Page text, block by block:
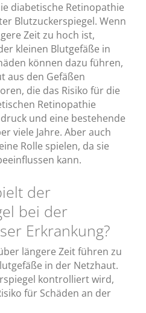
diabetische Retinopathie
Blutzuckerspiegel. Wenn
Zeit zu hoch ist,
kleinen Blutgefäße in
können dazu führen,
aus den Gefäßen
die das Risiko für die
Retinopathie
und eine bestehende
viele Jahre. Aber auch
Rolle spielen, da sie
kann.
der
bei der
Erkrankung?
längere Zeit führen zu
in der Netzhaut.
kontrolliert wird,
für Schäden an der